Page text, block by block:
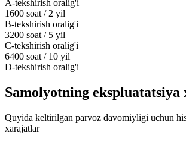
A-tekshirish oralig'i
1600 soat / 2 yil
B-tekshirish oralig'i
3200 soat / 5 yil
C-tekshirish oralig'i
6400 soat / 10 yil
D-tekshirish oralig'i
Samolyotning
Quyida keltirilgan parvoz davomiyligi uchun
xarajatlar